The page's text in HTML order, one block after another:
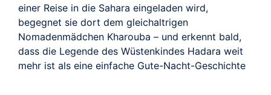
einer Reise in die Sahara eingeladen wird,
begegnet sie dort dem gleichaltrigen
Nomadenmädchen Kharouba – und erkennt bald,
dass die Legende des Wüstenkindes Hadara weit
mehr ist als eine einfache Gute-Nacht-Geschichte